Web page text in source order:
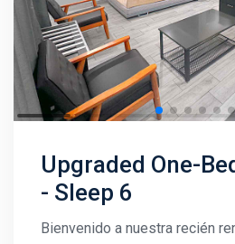
Upgraded One-
- Sleep 6
Bienvenido a nuestra recién